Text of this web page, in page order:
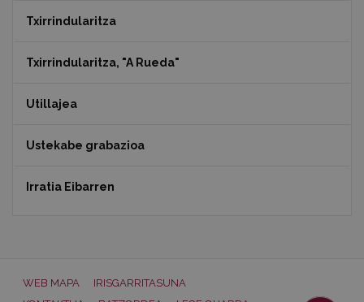
Txirrindularitza
Txirrindularitza, "A Rueda"
Utillajea
Ustekabe grabazioa
Irratia Eibarren
WEB MAPA
IRISGARRITASUNA